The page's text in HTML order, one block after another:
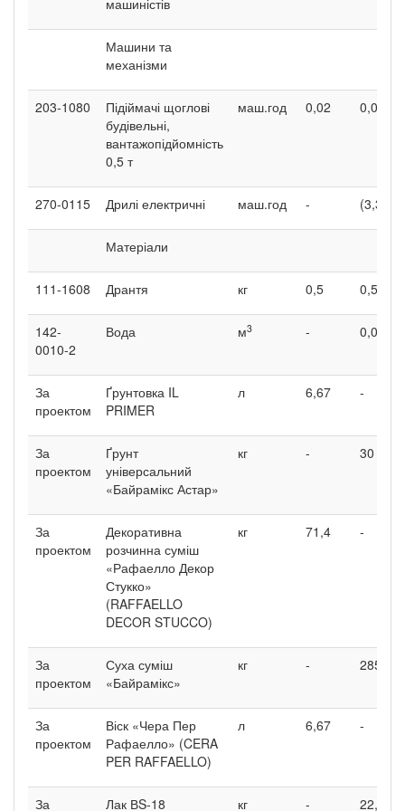
Машини та
механізми
203-1080
Підіймачі щоглові
будівельні,
вантажопідйомність
0,5 т
маш.год 0,02 0,06
270-0115 Дрилі електричні маш.год - (3,39)
Матеріали
111-1608 Дрантя кг 0,5 0,5
142-
0010-2
Вода м3 - 0,017
За
проектом
Ґрунтовка IL
PRIMER
л 6,67 -
За
проектом
Ґрунт
універсальний
«Байрамікс Астар»
кг - 30
За
проектом
Декоративна
розчинна суміш
«Рафаелло Декор
Стукко»
(RAFFAELLO
DECOR STUCCO)
кг 71,4 -
За
проектом
Суха суміш
«Байрамікс»
кг - 285
За
проектом
Віск «Чера Пер
Рафаелло» (CERA
PER RAFFAELLO)
л 6,67 -
За Лак ВS-18 кг - 22,5